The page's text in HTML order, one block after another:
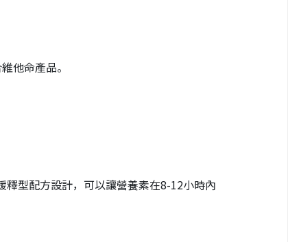
他命產品。
型配方設計，可以讓營養素在8-12小時內